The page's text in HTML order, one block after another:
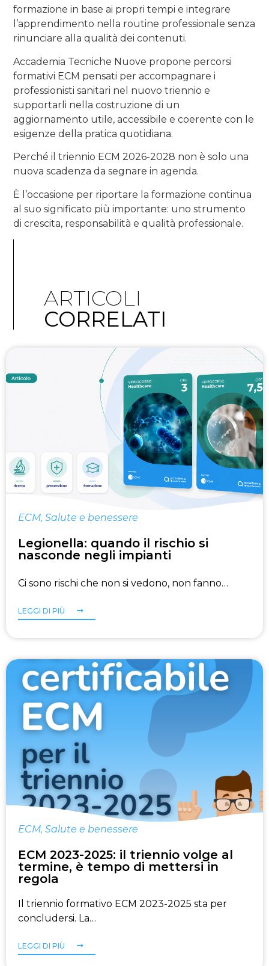
formazione in base ai propri tempi e integrare
l’apprendimento nella routine professionale senza
rinunciare alla qualità dei contenuti.
Accademia Tecniche Nuove propone percorsi
formativi ECM pensati per accompagnare i
professionisti sanitari nel nuovo triennio e
supportarli nella costruzione di un
aggiornamento utile, accessibile e coerente con le
esigenze della pratica quotidiana.
Perché il triennio ECM 2026-2028 non è solo una
nuova scadenza da segnare in agenda.
È l’occasione per riportare la formazione continua
al suo significato più importante: uno strumento
di crescita, responsabilità e qualità professionale.
ARTICOLI
CORRELATI
ECM, Salute e benessere
Legionella: quando il rischio si
nasconde negli impianti
Ci sono rischi che non si vedono, non fanno…
LEGGI DI PIÙ
ECM, Salute e benessere
ECM 2023-2025: il triennio volge al
termine, è tempo di mettersi in
regola
Il triennio formativo ECM 2023-2025 sta per
concludersi. La…
LEGGI DI PIÙ